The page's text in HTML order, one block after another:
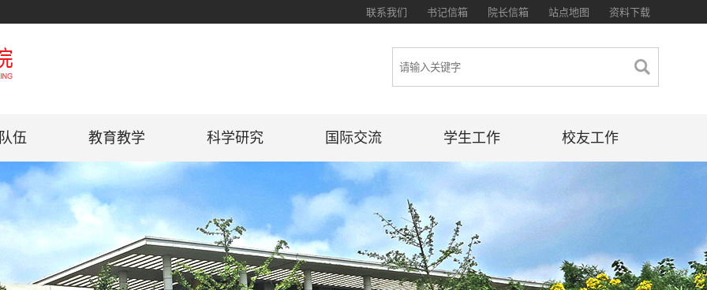
资料下载
站点地图
院长信箱
书记信箱
联系我们
伍 教育教学 科学研究 国际交流 学生工作 校友工作